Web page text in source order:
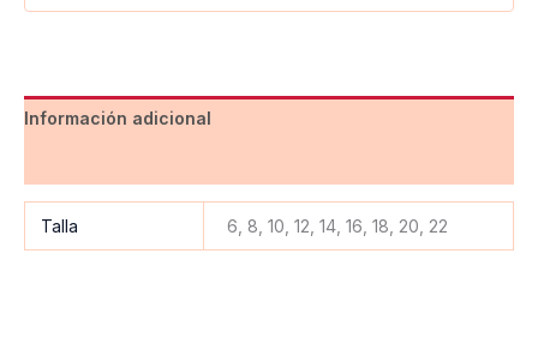
Información adicional
Talla 6, 8, 10, 12, 14, 16, 18, 20, 22